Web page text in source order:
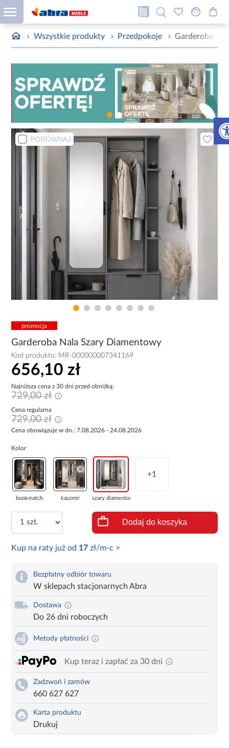
› Wszystkie produkty › Przedpokoje › Garderoba
PORÓWNAJ
promocja
Garderoba Nala Szary Diamentowy
Kod produktu: MR-000000007341169
656,10 zł
Najniższa cena z 30 dni przed obniżką:
729,00 zł
Cena regularna
729,00 zł
Cena obowiązuje w dn.: 7.08.2026 - 24.08.2026
Kolor
bookmatch kaszmir szary diamentowy
+1
Dodaj do koszyka
Kup na raty już od 17 zł/m-c >
Bezpłatny odbiór towaru
W sklepach stacjonarnych Abra
Dostawa
Do 26 dni roboczych
Metody płatności
Kup teraz i zapłać za 30 dni
Zadzwoń i zamów
660 627 627
Karta produktu
Drukuj